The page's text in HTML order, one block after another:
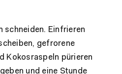
schneiden. Einfrieren
gefrorene
Kokosraspeln pürieren
und eine Stunde